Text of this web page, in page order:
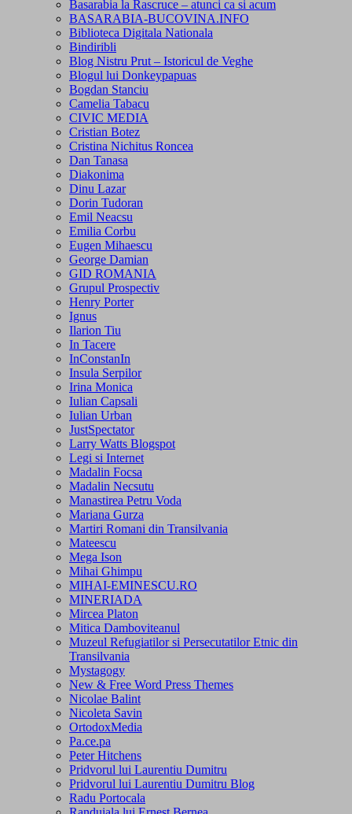
Basarabia la Rascruce – atunci ca si acum
BASARABIA-BUCOVINA.INFO
Biblioteca Digitala Nationala
Bindiribli
Blog Nistru Prut – Istoricul de Veghe
Blogul lui Donkeypapuas
Bogdan Stanciu
Camelia Tabacu
CIVIC MEDIA
Cristian Botez
Cristina Nichitus Roncea
Dan Tanasa
Diakonima
Dinu Lazar
Dorin Tudoran
Emil Neacsu
Emilia Corbu
Eugen Mihaescu
George Damian
GID ROMANIA
Grupul Prospectiv
Henry Porter
Ignus
Ilarion Tiu
In Tacere
InConstanIn
Insula Serpilor
Irina Monica
Iulian Capsali
Iulian Urban
JustSpectator
Larry Watts Blogspot
Legi si Internet
Madalin Focsa
Madalin Necsutu
Manastirea Petru Voda
Mariana Gurza
Martiri Romani din Transilvania
Mateescu
Mega Ison
Mihai Ghimpu
MIHAI-EMINESCU.RO
MINERIADA
Mircea Platon
Mitica Damboviteanul
Muzeul Refugiatilor si Persecutatilor Etnic din
Transilvania
Mystagogy
New & Free Word Press Themes
Nicolae Balint
Nicoleta Savin
OrtodoxMedia
Pa.ce.pa
Peter Hitchens
Pridvorul lui Laurentiu Dumitru
Pridvorul lui Laurentiu Dumitru Blog
Radu Portocala